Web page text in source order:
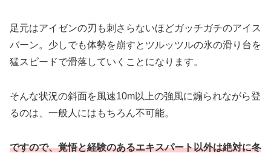
足元はアイゼンの刃も刺さらないほどガッチガチのアイス
バーン。少しでも体勢を崩すとツルッツルの氷の滑り台を
猛スピードで滑落していくことになります。
そんな状況の斜面を風速10m以上の強風に煽られながら登
るのは、一般人にはもちろん不可能。
ですので、覚悟と経験のあるエキスパート以外は絶対に冬